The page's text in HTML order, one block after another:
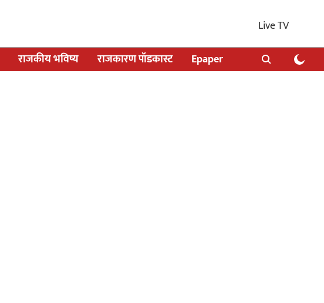
Live TV
राजकीय भविष्य राजकारण पॉडकास्ट Epaper